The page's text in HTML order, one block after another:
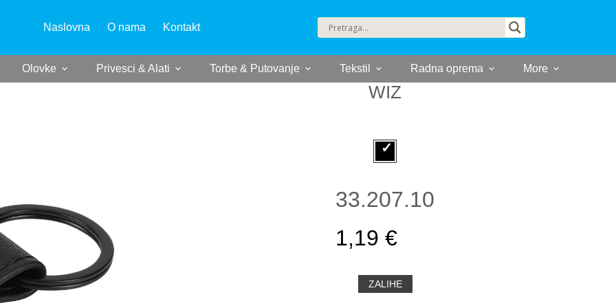
Naslovna O nama Kontakt
Olovke Privesci & Alati Torbe & Putovanje Tekstil Radna oprema More
WIZ
33.207.10
1,19 €
ZALIHE